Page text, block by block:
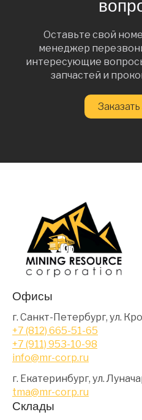
Оставьте свой
менеджер
интересующие
запчастей и
Офисы
г. Санкт-Петербург, ул.
+7 (812) 665-51-65
+7 (911) 953-10-98
info@mr-corp.ru
г. Екатеринбург, ул.
tma@mr-corp.ru
Склады